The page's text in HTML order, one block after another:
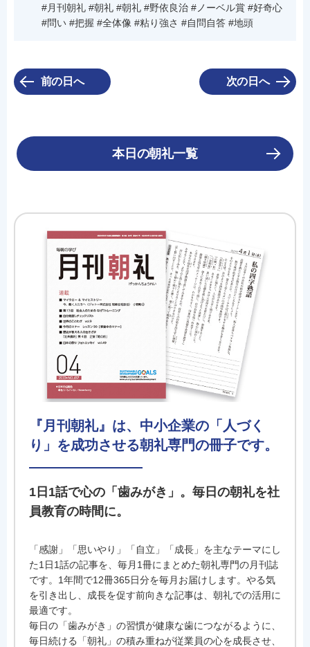
#月刊朝礼 #朝礼 #朝礼 #野依良治 #ノーベル賞 #好奇心
#問い #把握 #全体像 #粘り強さ #自問自答 #地頭
前の日へ 次の日へ
本日の朝礼一覧
『月刊朝礼』は、中小企業の「人づく
り」を成功させる朝礼専門の冊子です。
1日1話で心の「歯みがき」。毎日の朝礼を社
員教育の時間に。
「感謝」「思いやり」「自立」「成長」を主なテーマにし
た1日1話の記事を、毎月1冊にまとめた朝礼専門の月刊誌
です。1年間で12冊365日分を毎月お届けします。やる気
を引き出し、成長を促す前向きな記事は、朝礼での活用に
最適です。
毎日の「歯みがき」の習慣が健康な歯につながるように、
毎日続ける「朝礼」の積み重ねが従業員の心を成長させ、